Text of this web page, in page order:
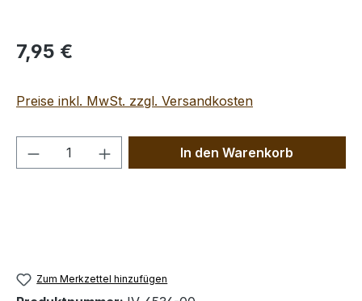
Regulärer Preis:
7,95 €
Preise inkl. MwSt. zzgl. Versandkosten
Produkt Anzahl: Gib denIn den Warenkorb
Zum Merkzettel hinzufügen